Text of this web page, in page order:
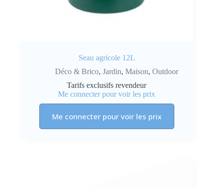
Seau agricole 12L
Déco & Brico, Jardin, Maison, Outdoor
Tarifs exclusifs revendeur
Me connecter pour voir les prix
Me connecter pour voir les prix